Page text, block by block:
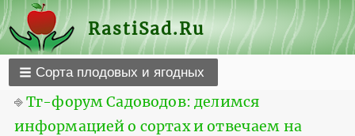
RastiSad.Ru
Сорта плодовых и ягодных
⎆Тг-форум Садоводов: делимся
информацией о сортах и отвечаем на